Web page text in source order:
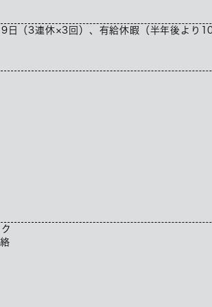
日（3連休×3回）、有給休暇（半年後より